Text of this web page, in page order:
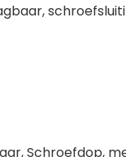
Schroefdop,